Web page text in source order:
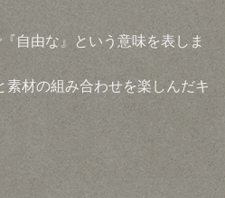
自由な』という意味を表しま
材の組み合わせを楽しんだキ